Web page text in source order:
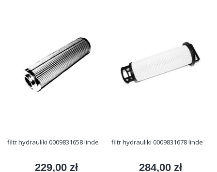
filtr hydrauliki 0009831658 linde
Cena
229,00 zł
filtr hydrauliki 0009831678 linde
Cena
284,00 zł